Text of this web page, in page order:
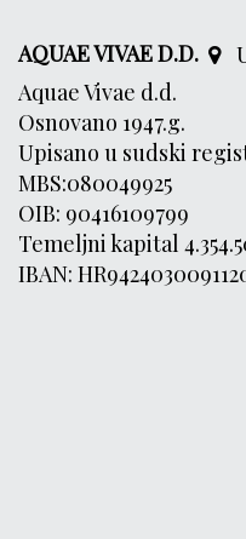
AQUAE VIVAE D.D.
Aquae Vivae d.d.
Osnovano 1947.g.
Upisano u sudski
MBS:080049925
OIB: 90416109799
Temeljni kapital
IBAN: